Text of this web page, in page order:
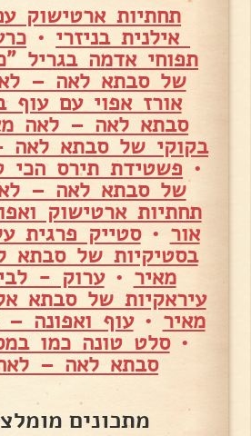
תחתיות ארטישוק
אילנית בניזרי •
תפוחי אדמה בגריל
של סבתא לאה –
אורז אפוי עם עוף
סבתא לאה – לאה
בקוקי של סבתא לאה
• פשטידת תירס הכי
של סבתא לאה –
תחתיות ארטישוק
אור •סטייק פרגית
בסטיקיות של סבתא
מאיר •ערוק -
עיראקיות של סבתא
מאיר •עוף ואפונה –
•סלט טונה כמו
סבתא לאה –
מתכונים